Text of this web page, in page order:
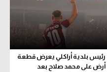
رئيس بلدية أراكلي يعرض قطعة
أرض على محمد صلاح بعد